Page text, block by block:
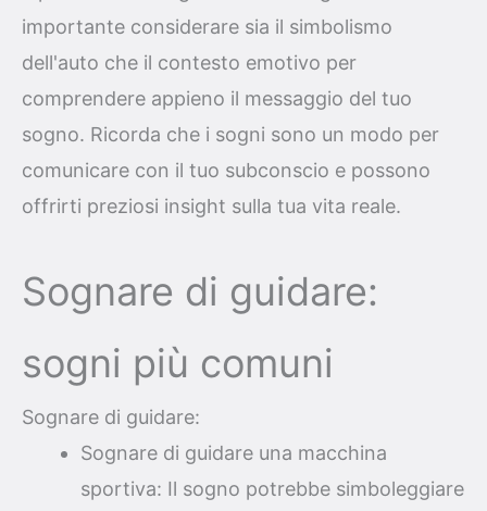
importante considerare sia il simbolismo
dell'auto che il contesto emotivo per
comprendere appieno il messaggio del tuo
sogno. Ricorda che i sogni sono un modo per
comunicare con il tuo subconscio e possono
offrirti preziosi insight sulla tua vita reale.
Sognare di guidare:
sogni più comuni
Sognare di guidare:
Sognare di guidare una macchina
sportiva: Il sogno potrebbe simboleggiare